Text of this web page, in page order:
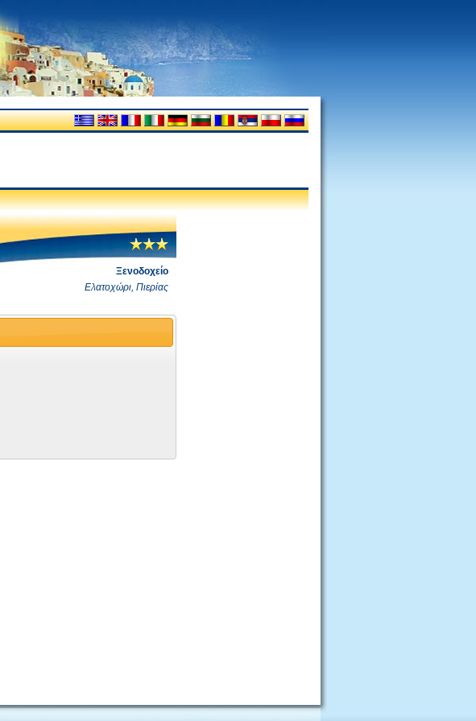
Ξενοδοχείο
Ελατοχώρι, Πιερίας